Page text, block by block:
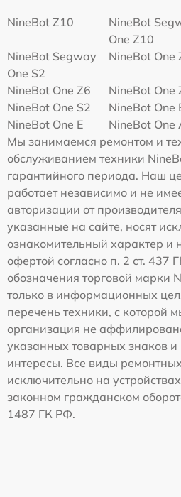
NineBot Z10
NineBot
One Z10
NineBot Segway
One S2
NineBot One
NineBot One Z6
NineBot One
NineBot One S2
NineBot One
NineBot One E
NineBot One
Мы занимаемся ремонтом и
обслуживанием техники
гарантийного периода. Наш
работает независимо и не
авторизации от
указанные на сайте, носят
ознакомительный характер и
офертой согласно п. 2 ст. 437
обозначения торговой марки
только в информационных
перечень техники, с которой
организация не
указанных товарных знаков и
интересы. Все виды
исключительно на
законном гражданском
1487 ГК РФ.